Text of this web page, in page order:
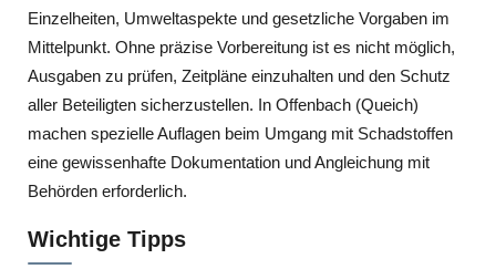
Einzelheiten, Umweltaspekte und gesetzliche Vorgaben im
Mittelpunkt. Ohne präzise Vorbereitung ist es nicht möglich,
Ausgaben zu prüfen, Zeitpläne einzuhalten und den Schutz
aller Beteiligten sicherzustellen. In Offenbach (Queich)
machen spezielle Auflagen beim Umgang mit Schadstoffen
eine gewissenhafte Dokumentation und Angleichung mit
Behörden erforderlich.
Wichtige Tipps